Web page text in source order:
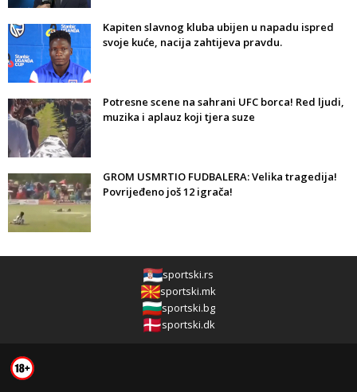
Kapiten slavnog kluba ubijen u napadu ispred
svoje kuće, nacija zahtijeva pravdu.
Potresne scene na sahrani UFC borca! Red ljudi,
muzika i aplauz koji tjera suze
GROM USMRTIO FUDBALERA: Velika tragedija!
Povrijeđeno još 12 igrača!
sportski.rs
sportski.mk
sportski.bg
sportski.dk